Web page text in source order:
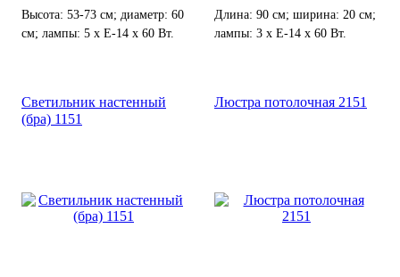
Высота: 53-73 см; диаметр: 60
см; лампы: 5 х Е-14 х 60 Вт.
Длина: 90 см; ширина: 20 см;
лампы: 3 х Е-14 х 60 Вт.
Светильник настенный
(бра) 1151
Люстра потолочная 2151